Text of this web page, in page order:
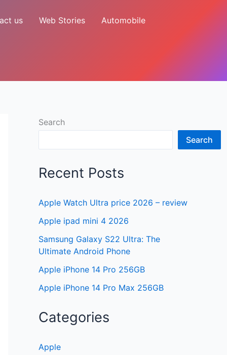
us Web Stories Automobile
Search
Search
Recent Posts
Apple Watch Ultra price 2026 – review
Apple ipad mini 4 2026
Samsung Galaxy S22 Ultra: The
Ultimate Android Phone
Apple iPhone 14 Pro 256GB
Apple iPhone 14 Pro Max 256GB
Categories
Apple